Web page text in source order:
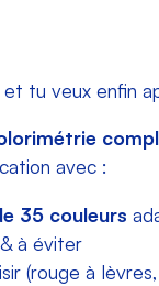
et tu veux enfin
avec :
35 couleurs
à éviter
(rouge à